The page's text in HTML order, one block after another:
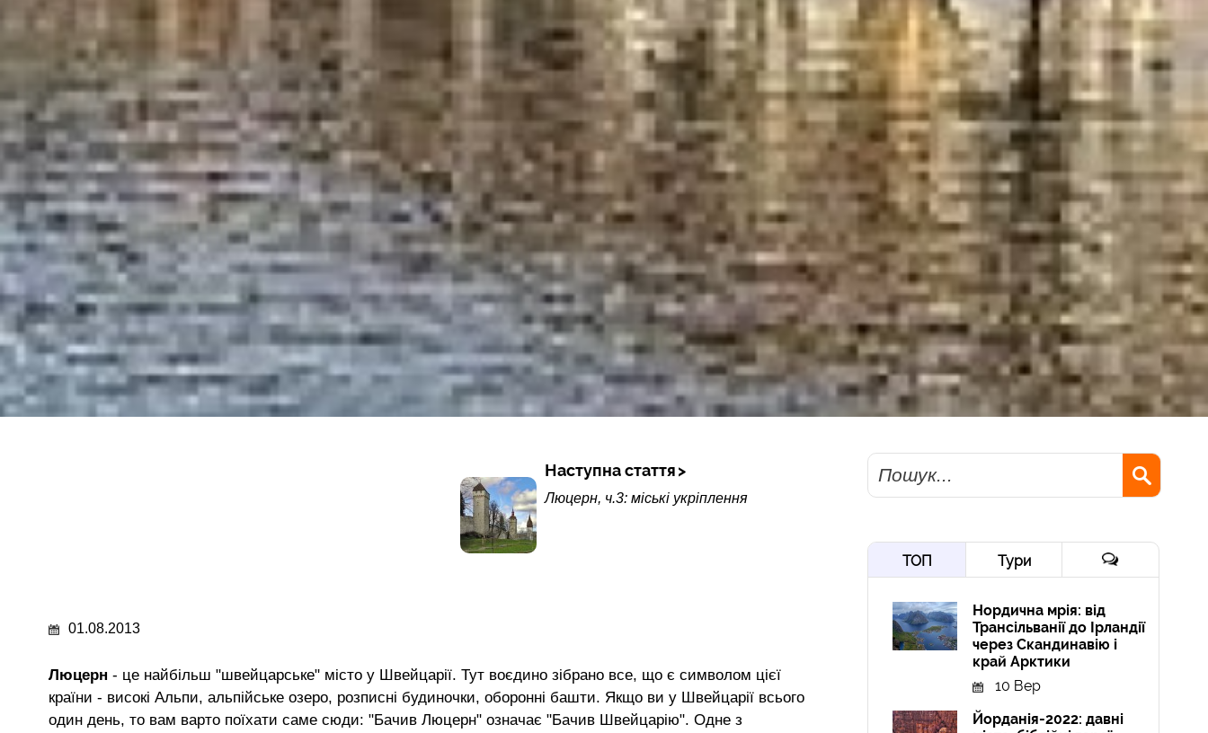
Наступна стаття
Люцерн, ч.3: міські укріплення
01.08.2013
Люцерн - це найбільш "швейцарське" місто у Швейцарії. Тут воєдино зібрано все, що є символом цієї
країни - високі Альпи, альпійське озеро, розписні будиночки, оборонні башти. Якщо ви у Швейцарії всього
один день, то вам варто поїхати саме сюди: "Бачив Люцерн" означає "Бачив Швейцарію". Одне з
Пошук
ТОП Тури
Нордична мрія: від
Трансільванії до Ірландії
через Скандинавію і
край Арктики
10 Вер
Йорданія-2022: давні